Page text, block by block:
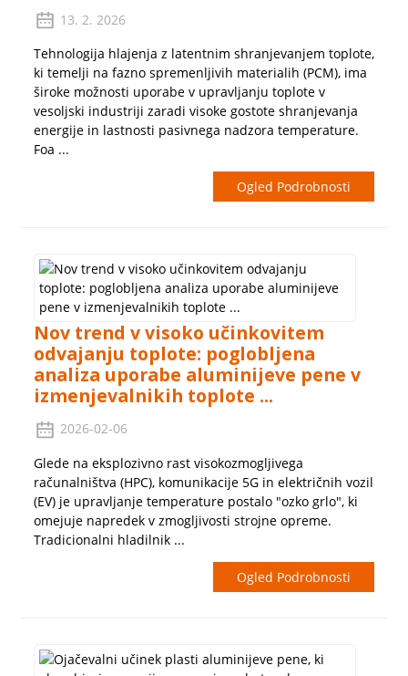
13. 2. 2026
Tehnologija hlajenja z latentnim shranjevanjem toplote,
ki temelji na fazno spremenljivih materialih (PCM), ima
široke možnosti uporabe v upravljanju toplote v
vesoljski industriji zaradi visoke gostote shranjevanja
energije in lastnosti pasivnega nadzora temperature.
Foa ...
Ogled Podrobnosti
Nov trend v visoko učinkovitem
odvajanju toplote: poglobljena
analiza uporabe aluminijeve pene v
izmenjevalnikih toplote ...
2026-02-06
Glede na eksplozivno rast visokozmogljivega
računalništva (HPC), komunikacije 5G in električnih vozil
(EV) je upravljanje temperature postalo "ozko grlo", ki
omejuje napredek v zmogljivosti strojne opreme.
Tradicionalni hladilnik ...
Ogled Podrobnosti